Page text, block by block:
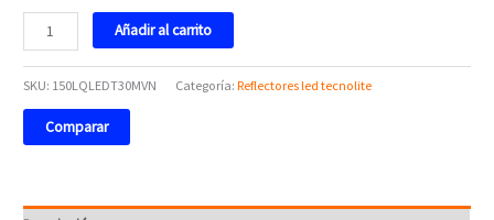
Añadir al carrito
SKU: 150LQLEDT30MVN Categoría:Reflectores led tecnolite
Comparar